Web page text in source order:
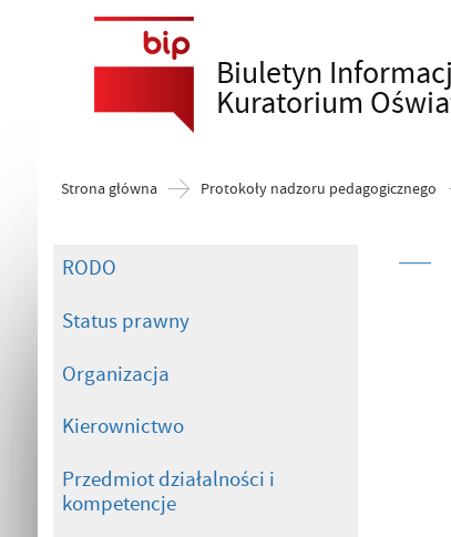
Biuletyn
Kuratorium
Szukaj
Strona główna Protokoły nadzoru pedagogicznego
RODO
Status prawny
Organizacja
Kierownictwo
Przedmiot działalności i
kompetencje